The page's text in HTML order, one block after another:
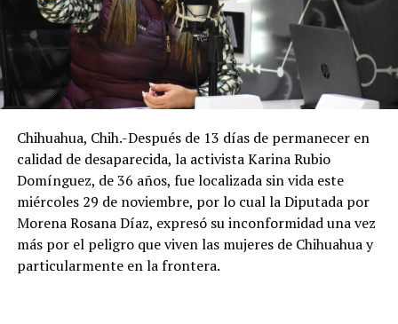
Chihuahua, Chih.-Después de 13 días de permanecer en
calidad de desaparecida, la activista Karina Rubio
Domínguez, de 36 años, fue localizada sin vida este
miércoles 29 de noviembre, por lo cual la Diputada por
Morena Rosana Díaz, expresó su inconformidad una vez
más por el peligro que viven las mujeres de Chihuahua y
particularmente en la frontera.